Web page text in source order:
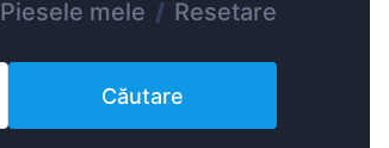
Magyar
Lietuvių
Hrvatski
Piesele mele / Resetare
Căutare